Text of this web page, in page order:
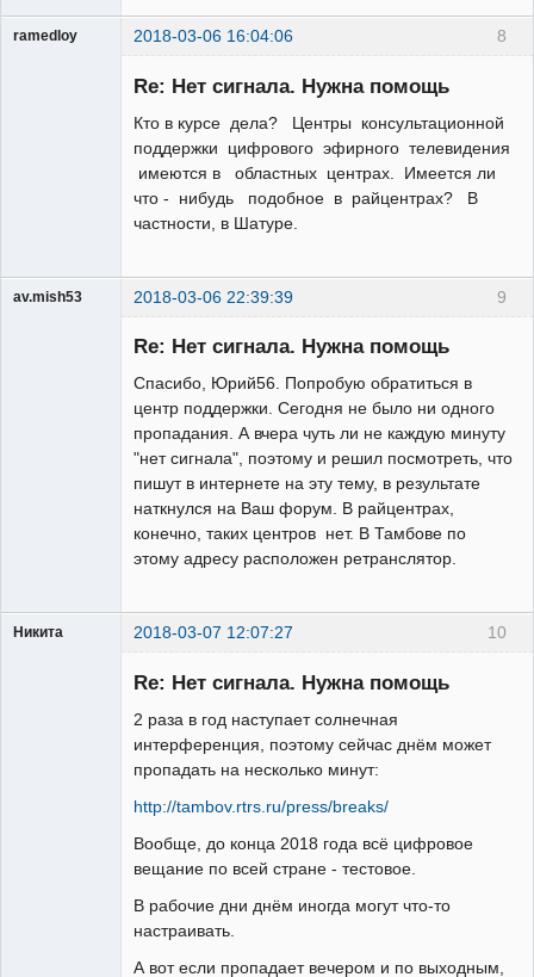
8
ramedloy 2018-03-06 16:04:06
Re: Нет сигнала. Нужна помощь
Кто в курсе дела? Центры консультационной
поддержки цифрового эфирного телевидения
имеются в областных центрах. Имеется ли
что - нибудь подобное в райцентрах? В
частности, в Шатуре.
9
av.mish53 2018-03-06 22:39:39
Re: Нет сигнала. Нужна помощь
Спасибо, Юрий56. Попробую обратиться в
центр поддержки. Сегодня не было ни одного
пропадания. А вчера чуть ли не каждую минуту
"нет сигнала", поэтому и решил посмотреть, что
пишут в интернете на эту тему, в результате
наткнулся на Ваш форум. В райцентрах,
конечно, таких центров нет. В Тамбове по
этому адресу расположен ретранслятор.
10
Никита 2018-03-07 12:07:27
Re: Нет сигнала. Нужна помощь
2 раза в год наступает солнечная
интерференция, поэтому сейчас днём может
пропадать на несколько минут:
http://tambov.rtrs.ru/press/breaks/
Вообще, до конца 2018 года всё цифровое
вещание по всей стране - тестовое.
В рабочие дни днём иногда могут что-то
настраивать.
А вот если пропадает вечером и по выходным,